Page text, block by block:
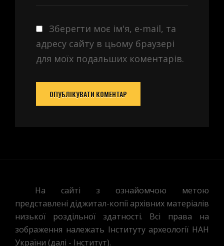
Зберегти моє ім'я, e-mail, та
адресу сайту в цьому браузері
для моїх подальших коментарів.
На сайті з ознайомчою метою
представлені діджитал-копії архівних матеріалів
низької роздільної здатності. Всі права на
зображення належать Інституту археології НАН
України (далі - Інститут).